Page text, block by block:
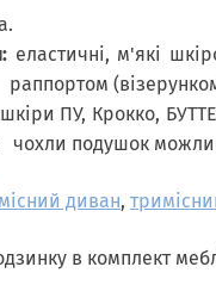
еластичні, м'які
раппортом
ПУ, Крокко,
подушок
диван,
в комплект